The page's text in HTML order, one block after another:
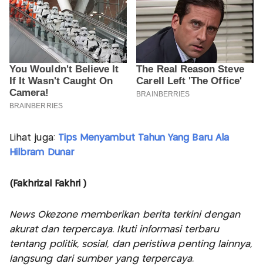
Lihat juga: Tips Menyambut Tahun Yang Baru Ala
Hilbram Dunar
(Fakhrizal Fakhri )
News Okezone memberikan berita terkini dengan
akurat dan terpercaya. Ikuti informasi terbaru
tentang politik, sosial, dan peristiwa penting lainnya,
langsung dari sumber yang terpercaya.